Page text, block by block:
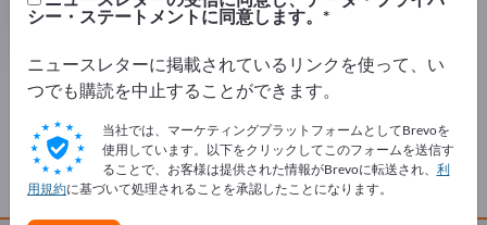
製造元 ドイツ
Website
製品
シー・ステートメントに同意します。
ニュースレターに掲載されているリンクを使って、い
つでも購読を中止することができます。
当社では、マーケティングプラットフォームとしてBrevoを
使用しています。以下をクリックしてこのフォームを送信す
ることで、お客様は提供された情報がBrevoに転送され、 利
用規約に基づいて処理されることを承認したことになります。